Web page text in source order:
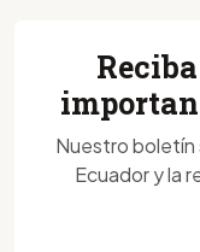
Nuestro boletín
Ecuador y la